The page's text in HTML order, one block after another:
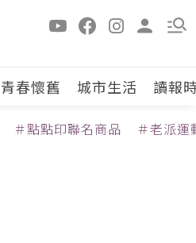
青春懷舊 城市生活 讀報
＃點點印聯名商品 ＃老派運